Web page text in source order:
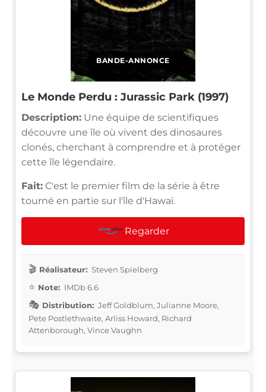
BANDE-ANNONCE
Le Monde Perdu : Jurassic Park (1997)
Description: Une équipe de scientifiques
découvre une île où vivent des dinosaures
clonés, cherchant à comprendre et à protéger
cette île légendaire.
Fait: C'est le premier film de la série à être
tourné en partie sur l'île d'Hawaï.
Regarder
Réalisateur: Steven Spielberg
Note: IMDb 6.6
Distribution: Jeff Goldblum, Julianne Moore,
Pete Postlethwaite, Arliss Howard, Richard
Attenborough, Vince Vaughn